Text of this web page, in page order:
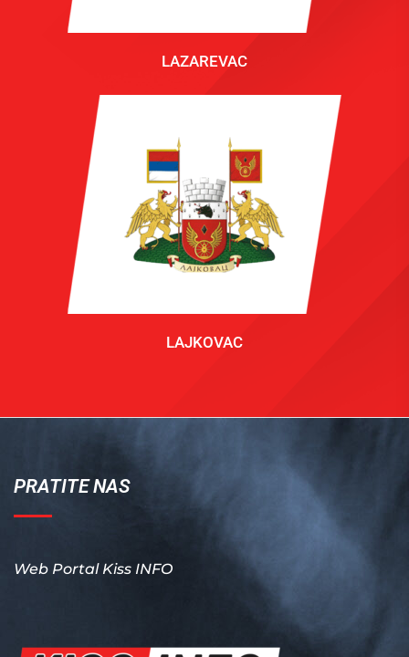
LAZAREVAC
LAJKOVAC
PRATITE NAS
Web Portal Kiss INFO